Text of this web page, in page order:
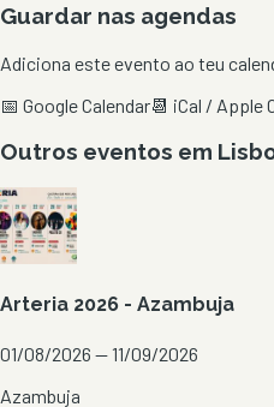
Guardar nas agendas
Adiciona este evento ao teu
📅 Google Calendar📆 iCal / Apple
Outros eventos em
Arteria 2026 - Azambuja
01/08/2026 — 11/09/2026
Azambuja